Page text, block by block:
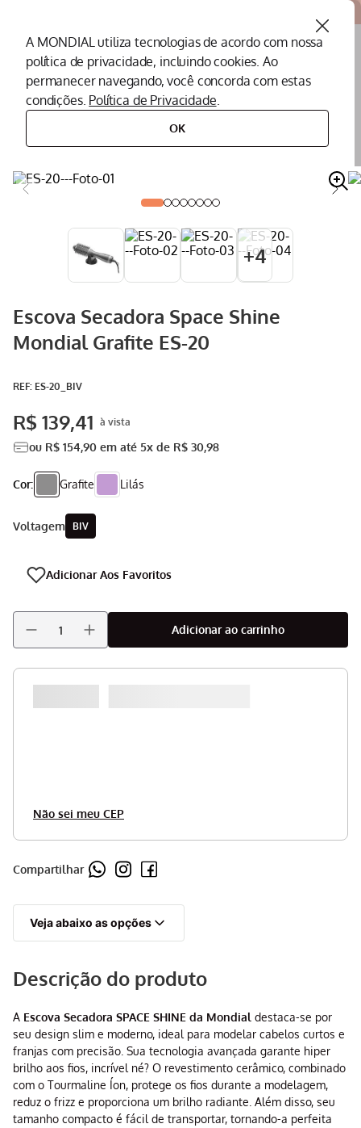
A MONDIAL utiliza tecnologias de acordo com nossa
política de privacidade, incluindo cookies. Ao
permanecer navegando, você concorda com estas
condições. Política de Privacidade.
OK
O que você procura?
escova secadora
+4
Escova Secadora Space Shine
Mondial Grafite ES-20
: ES-20_BIV
R$ 139,41
ou R$ 154,90 em até 5x de R$ 30,98
Cor: Grafite Lilás
voltagem BIV
Adicionar ao carrinho
Não sei meu CEP
Compartilhar
Veja abaixo as opções
Descrição do produto
A Escova Secadora SPACE SHINE da Mondial destaca-se por
seu design slim e moderno, ideal para modelar cabelos curtos e
franjas com precisão. Sua tecnologia avançada garante hiper
brilho aos fios, incrível né? O revestimento cerâmico, combinado
com o Tourmaline Íon, protege os fios durante a modelagem,
reduz o frizz e proporciona um brilho radiante. Além disso, seu
tamanho compacto é fácil de transportar, tornando-a perfeita
2 º Air Fryer
Assistencia Tecnica
Liquidificador
7º Panificadora
9º Aspirador
10ºMultiprocessador